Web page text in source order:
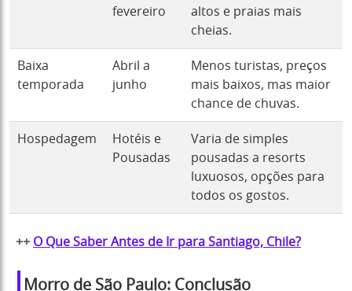
fevereiro
altos e praias mais
cheias.
Baixa
temporada
Abril a
junho
Menos turistas, preços
mais baixos, mas maior
chance de chuvas.
Hospedagem
Hotéis e
Pousadas
Varia de simples
pousadas a resorts
luxuosos, opções para
todos os gostos.
++ O Que Saber Antes de Ir para Santiago, Chile?
Morro de São Paulo: Conclusão